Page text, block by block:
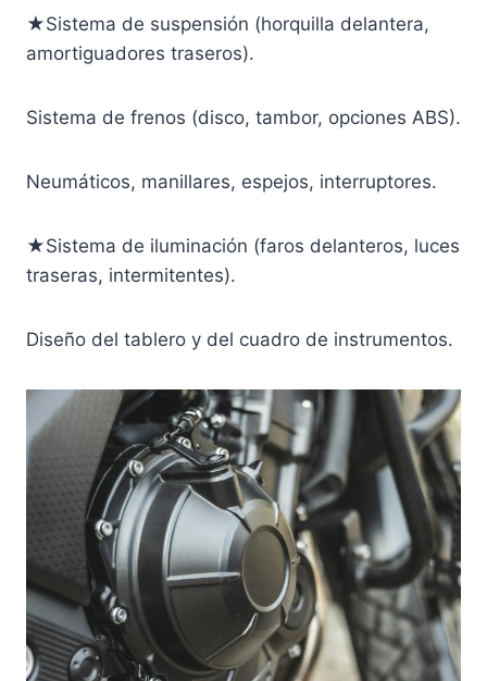
★Sistema de suspensión (horquilla delantera,
amortiguadores traseros).
Sistema de frenos (disco, tambor, opciones ABS).
Neumáticos, manillares, espejos, interruptores.
★Sistema de iluminación (faros delanteros, luces
traseras, intermitentes).
Diseño del tablero y del cuadro de instrumentos.